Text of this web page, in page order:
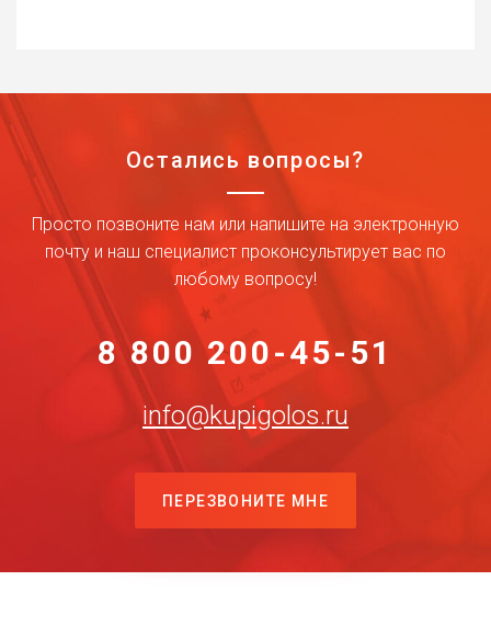
Остались вопросы?
Просто позвоните нам или напишите на электронную
почту и наш специалист проконсультирует вас по
любому вопросу!
8 800 200-45-51
info@kupigolos.ru
ПЕРЕЗВОНИТЕ МНЕ